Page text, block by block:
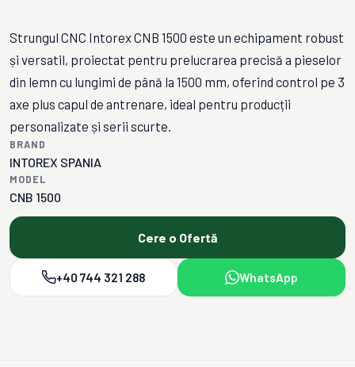
Strungul CNC Intorex CNB 1500 este un echipament robust
și versatil, proiectat pentru prelucrarea precisă a pieselor
din lemn cu lungimi de până la 1500 mm, oferind control pe 3
axe plus capul de antrenare, ideal pentru producții
personalizate și serii scurte.
BRAND
INTOREX SPANIA
MODEL
CNB 1500
Cere o Ofertă
+40 744 321 288 WhatsApp